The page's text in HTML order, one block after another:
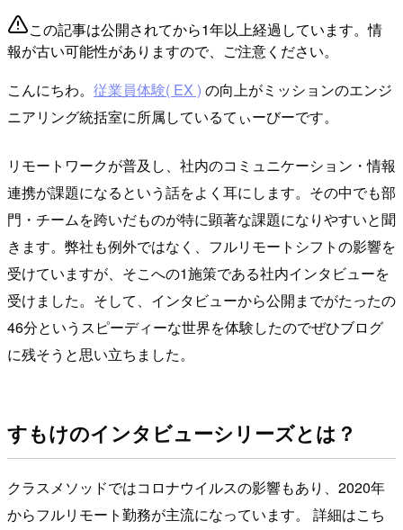
この記事は公開されてから1年以上経過しています。情
報が古い可能性がありますので、ご注意ください。
こんにちわ。 従業員体験( EX ) の向上がミッションのエンジ
ニアリング統括室に所属しているてぃーびーです。
リモートワークが普及し、社内のコミュニケーション・情報
連携が課題になるという話をよく耳にします。その中でも部
門・チームを跨いだものが特に顕著な課題になりやすいと聞
きます。弊社も例外ではなく、フルリモートシフトの影響を
受けていますが、そこへの1施策である社内インタビューを
受けました。そして、インタビューから公開までがたったの
46分というスピーディーな世界を体験したのでぜひブログ
に残そうと思い立ちました。
すもけのインタビューシリーズとは？
クラスメソッドではコロナウイルスの影響もあり、2020年
からフルリモート勤務が主流になっています。 詳細はこち